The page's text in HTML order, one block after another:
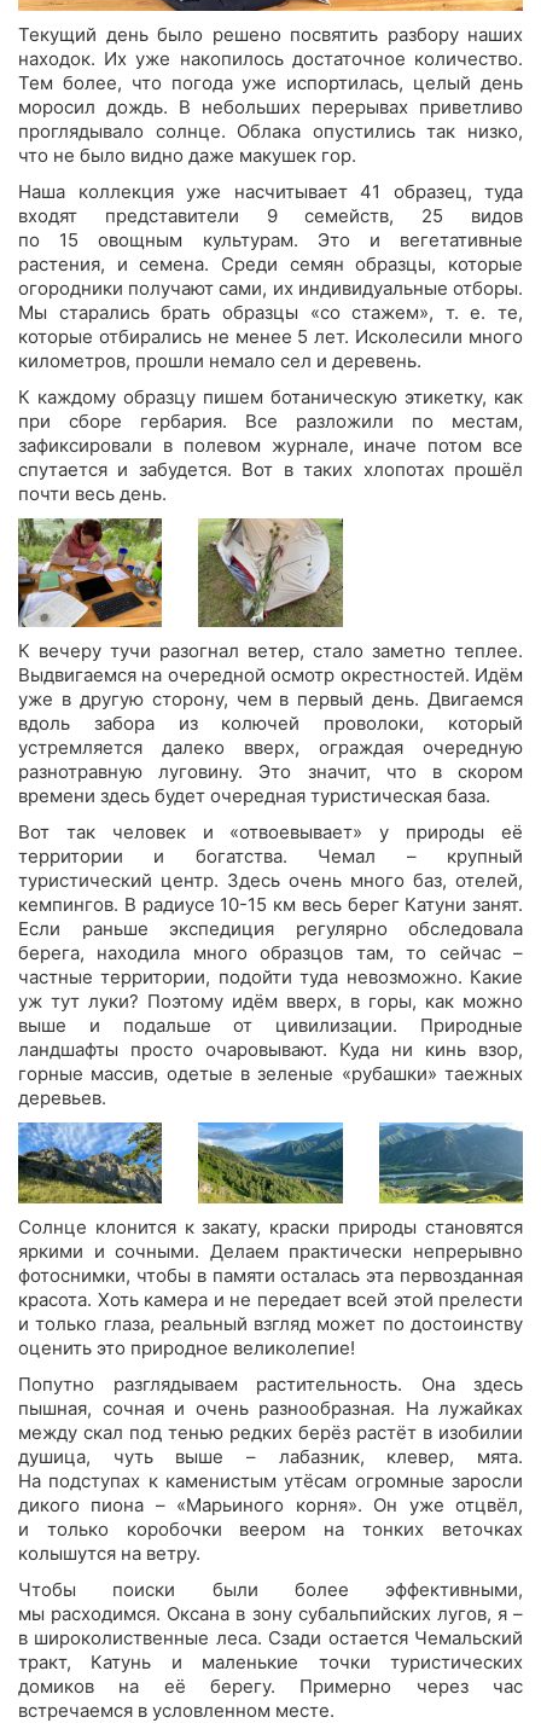
Текущий день было решено посвятить разбору наших
находок. Их уже накопилось достаточное количество.
Тем более, что погода уже испортилась, целый день
моросил дождь. В небольших перерывах приветливо
проглядывало солнце. Облака опустились так низко,
что не было видно даже макушек гор.
Наша коллекция уже насчитывает 41 образец, туда
входят представители 9 семейств, 25 видов
по 15 овощным культурам. Это и вегетативные
растения, и семена. Среди семян образцы, которые
огородники получают сами, их индивидуальные отборы.
Мы старались брать образцы «со стажем», т. е. те,
которые отбирались не менее 5 лет. Исколесили много
километров, прошли немало сел и деревень.
К каждому образцу пишем ботаническую этикетку, как
при сборе гербария. Все разложили по местам,
зафиксировали в полевом журнале, иначе потом все
спутается и забудется. Вот в таких хлопотах прошёл
почти весь день.
К вечеру тучи разогнал ветер, стало заметно теплее.
Выдвигаемся на очередной осмотр окрестностей. Идём
уже в другую сторону, чем в первый день. Двигаемся
вдоль забора из колючей проволоки, который
устремляется далеко вверх, ограждая очередную
разнотравную луговину. Это значит, что в скором
времени здесь будет очередная туристическая база.
Вот так человек и «отвоевывает» у природы её
территории и богатства. Чемал – крупный
туристический центр. Здесь очень много баз, отелей,
кемпингов. В радиусе 10-15 км весь берег Катуни занят.
Если раньше экспедиция регулярно обследовала
берега, находила много образцов там, то сейчас –
частные территории, подойти туда невозможно. Какие
уж тут луки? Поэтому идём вверх, в горы, как можно
выше и подальше от цивилизации. Природные
ландшафты просто очаровывают. Куда ни кинь взор,
горные массив, одетые в зеленые «рубашки» таежных
деревьев.
Солнце клонится к закату, краски природы становятся
яркими и сочными. Делаем практически непрерывно
фотоснимки, чтобы в памяти осталась эта первозданная
красота. Хоть камера и не передает всей этой прелести
и только глаза, реальный взгляд может по достоинству
оценить это природное великолепие!
Попутно разглядываем растительность. Она здесь
пышная, сочная и очень разнообразная. На лужайках
между скал под тенью редких берёз растёт в изобилии
душица, чуть выше – лабазник, клевер, мята.
На подступах к каменистым утёсам огромные заросли
дикого пиона – «Марьиного корня». Он уже отцвёл,
и только коробочки веером на тонких веточках
колышутся на ветру.
Чтобы поиски были более эффективными,
мы расходимся. Оксана в зону субальпийских лугов, я –
в широколиственные леса. Сзади остается Чемальский
тракт, Катунь и маленькие точки туристических
домиков на её берегу. Примерно через час
встречаемся в условленном месте.